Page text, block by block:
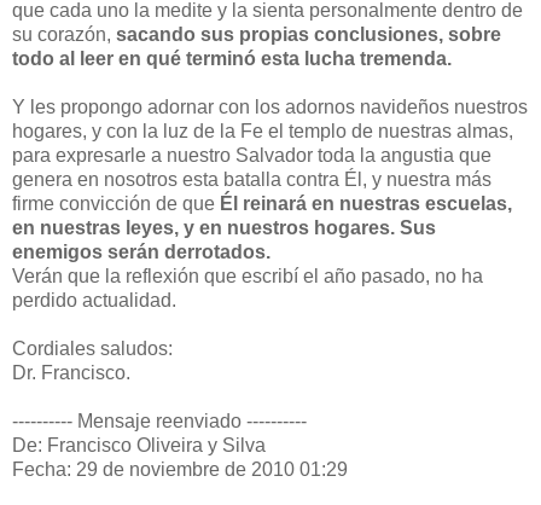
que cada uno la medite y la sienta personalmente dentro de
su corazón, sacando sus propias conclusiones, sobre
todo al leer en qué terminó esta lucha tremenda.
Y les propongo adornar con los adornos navideños nuestros
hogares, y con la luz de la Fe el templo de nuestras almas,
para expresarle a nuestro Salvador toda la angustia que
genera en nosotros esta batalla contra Él, y nuestra más
firme convicción de que Él reinará en nuestras escuelas,
en nuestras leyes, y en nuestros hogares. Sus
enemigos serán derrotados.
Verán que la reflexión que escribí el año pasado, no ha
perdido actualidad.
Cordiales saludos:
Dr. Francisco.
---------- Mensaje reenviado ----------
De: Francisco Oliveira y Silva
Fecha: 29 de noviembre de 2010 01:29